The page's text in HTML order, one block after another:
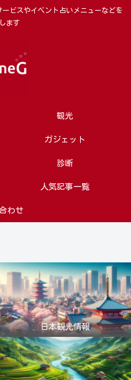
ービスやイベント占いメニューなどを
ます
観光
ガジェット
診断
人気記事一覧
わせ
日本観光情報